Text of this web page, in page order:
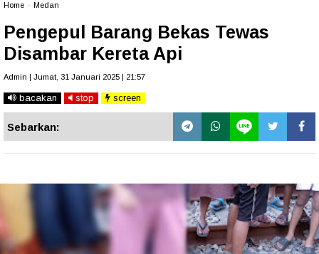
Home Medan
Pengepul Barang Bekas Tewas
Disambar Kereta Api
Admin | Jumat, 31 Januari 2025 | 21:57
bacakan stop screen
Sebarkan: